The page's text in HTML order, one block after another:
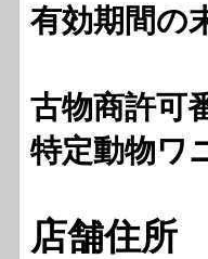
有効期間
古物商許
特定動物ワ
店舗住所